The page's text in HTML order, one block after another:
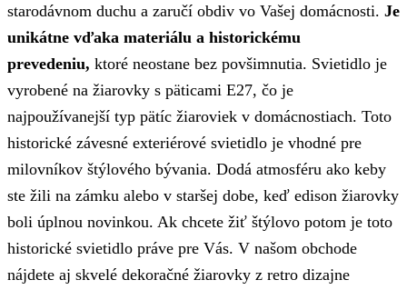
starodávnom duchu a zaručí obdiv vo Vašej domácnosti. Je
unikátne vďaka materiálu a historickému
prevedeniu, ktoré neostane bez povšimnutia. Svietidlo je
vyrobené na žiarovky s päticami E27, čo je
najpoužívanejší typ pätíc žiaroviek v domácnostiach. Toto
historické závesné exteriérové svietidlo je vhodné pre
milovníkov štýlového bývania. Dodá atmosféru ako keby
ste žili na zámku alebo v staršej dobe, keď edison žiarovky
boli úplnou novinkou. Ak chcete žiť štýlovo potom je toto
historické svietidlo práve pre Vás. V našom obchode
nájdete aj skvelé dekoračné žiarovky z retro dizajne